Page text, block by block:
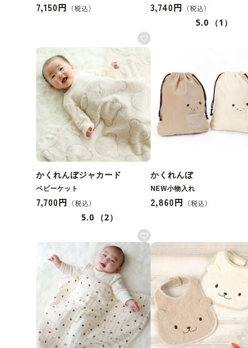
7,150円 3,740円
5.0 （1）
かくれんぼジャカード
ベビーケット
7,700円
5.0 （2）
かくれんぼ
NEW小物入れ
2,860円